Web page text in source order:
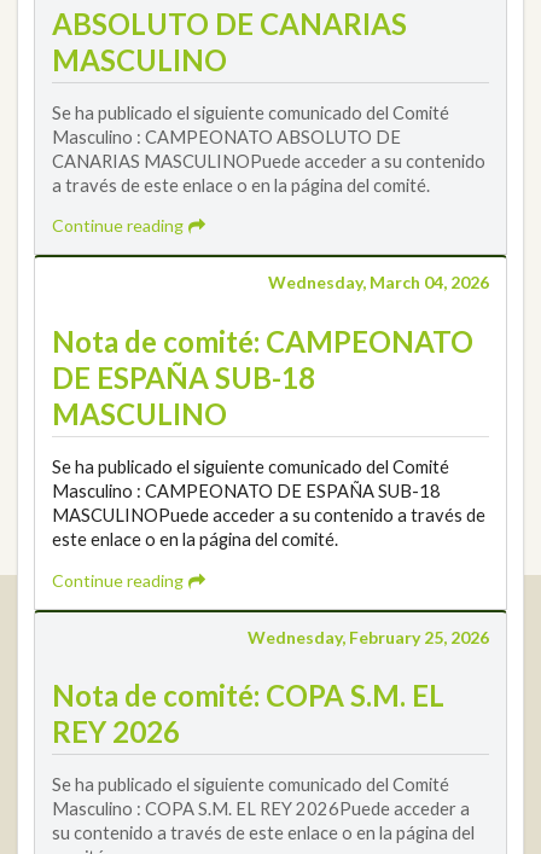
ABSOLUTO DE CANARIAS
MASCULINO
Se ha publicado el siguiente comunicado del Comité
Masculino : CAMPEONATO ABSOLUTO DE
CANARIAS MASCULINOPuede acceder a su contenido
a través de este enlace o en la página del comité.
Continue reading
Wednesday, March 04, 2026
Nota de comité: CAMPEONATO
DE ESPAÑA SUB-18
MASCULINO
Se ha publicado el siguiente comunicado del Comité
Masculino : CAMPEONATO DE ESPAÑA SUB-18
MASCULINOPuede acceder a su contenido a través de
este enlace o en la página del comité.
Continue reading
Wednesday, February 25, 2026
Nota de comité: COPA S.M. EL
REY 2026
Se ha publicado el siguiente comunicado del Comité
Masculino : COPA S.M. EL REY 2026Puede acceder a
su contenido a través de este enlace o en la página del
Calle Enlace, 9. 29016 Málaga, España
+34 952 225 590
info@rfga.org